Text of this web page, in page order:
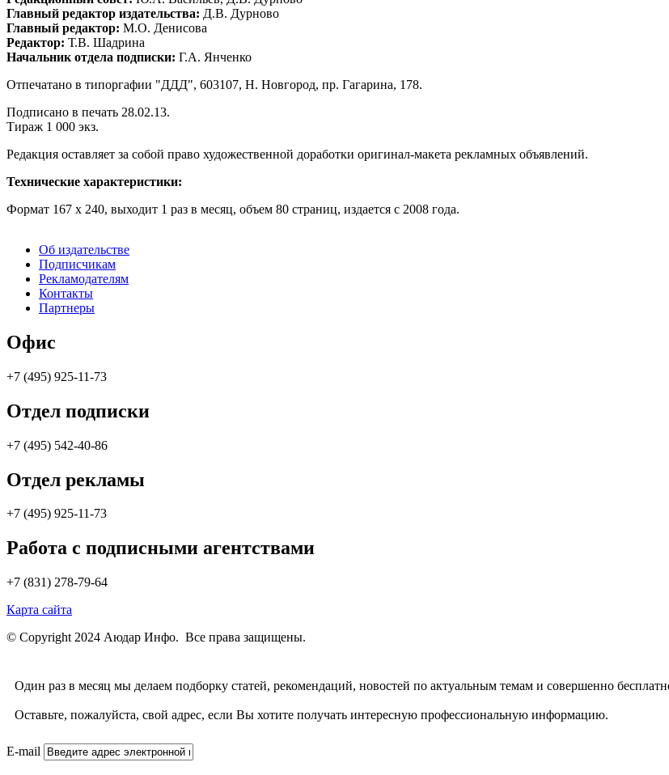
Главный редактор издательства: Д.В. Дурново
Главный редактор: М.О. Денисова
Редактор: Т.В. Шадрина
Начальник отдела подписки: Г.А. Янченко
Отпечатано в типоргафии "ДДД", 603107, Н. Новгород, пр. Гагарина, 178.
Подписано в печать 28.02.13.
Тираж 1 000 экз.
Редакция оставляет за собой право художественной доработки оригинал-макета рекламных объявлений.
Технические характеристики:
Формат 167 х 240, выходит 1 раз в месяц, объем 80 страниц, издается с 2008 года.
Об издательстве
Подписчикам
Рекламодателям
Контакты
Партнеры
Офис
+7 (495) 925-11-73
Отдел подписки
+7 (495) 542-40-86
Отдел рекламы
+7 (495) 925-11-73
Работа с подписными агентствами
+7 (831) 278-79-64
Карта сайта
© Copyright 2024 Аюдар Инфо. Все права защищены.
Один раз в месяц мы делаем подборку статей, рекомендаций, новостей по актуальным темам и совершенно
Оставьте, пожалуйста, свой адрес, если Вы хотите получать интересную профессиональную информацию.
E-mail